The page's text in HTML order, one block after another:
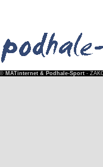
MATinternet & Podhale-Sport-